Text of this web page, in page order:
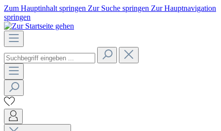
Zum Hauptinhalt springen Zur Suche springen Zur Hauptnavigation
springen